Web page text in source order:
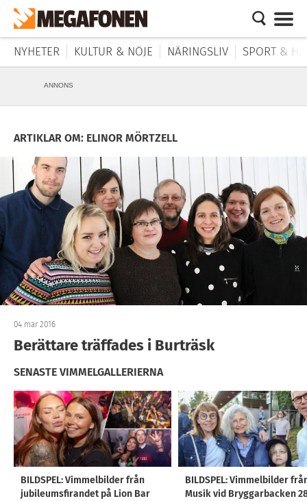
NYHETER KULTUR & NÖJE NÄRINGSLIV SPORT &
ANNONS
ARTIKLAR OM: ELINOR MÖRTZELL
04 mar 2016
Berättare träffades i Burträsk
SENASTE VIMMELGALLERIERNA
BILDSPEL: Vimmelbilder från
jubileumsfirandet på Lion Bar
BILDSPEL: Vimmelbilder
Musik vid Bryggarbacken